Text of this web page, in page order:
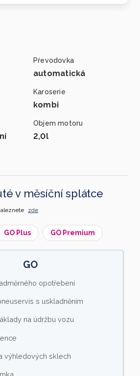
Převodovka
automatická
Karoserie
kombi
Objem motoru
2,0l
v měsíční splátce
zde
GO Plus GO Premium
GO
opotřebení
s uskladněním
na údržbu vozu
výhledových sklech